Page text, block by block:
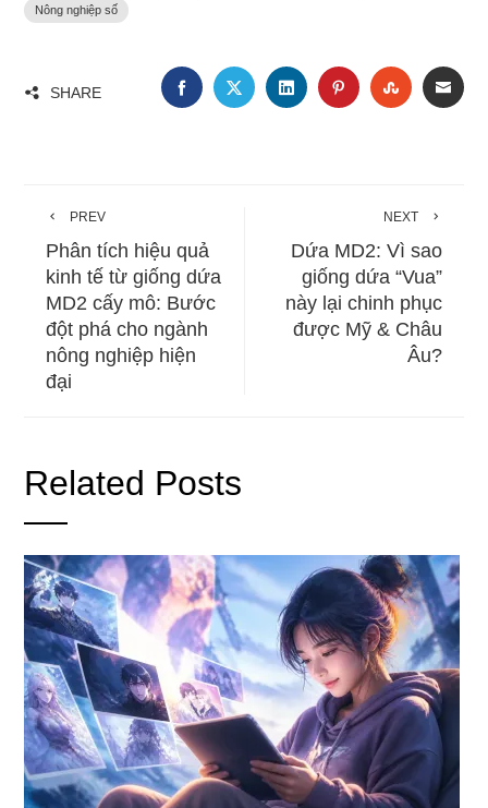
Nông nghiệp số
SHARE FACEBOOKTWITTERLINKEDINPINTEREST
PREV
Phân tích hiệu quả
kinh tế từ giống dứa
MD2 cấy mô: Bước
đột phá cho ngành
nông nghiệp hiện
đại
NEXT
Dứa MD2: Vì sao
giống dứa “Vua”
này lại chinh phục
được Mỹ & Châu
Âu?
Related Posts